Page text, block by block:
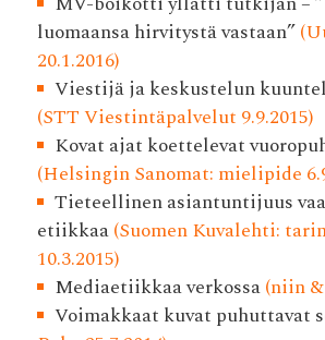
luomaansa hirvitystä vastaan”
20.1.2016)
Viestijä ja keskustelun
(STT Viestintäpalvelut 9.9.2015)
Kovat ajat koettelevat
(Helsingin Sanomat: mielipide
Tieteellinen asiantuntijuus
etiikkaa(Suomen Kuvalehti:
10.3.2015)
Mediaetiikkaa verkossa(niin &
Voimakkaat kuvat puhuttavat